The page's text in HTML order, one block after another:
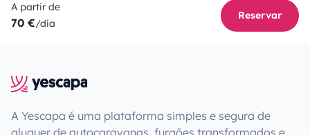
A partir de
70 €/dia
Reservar
A Yescapa é uma plataforma simples e segura de